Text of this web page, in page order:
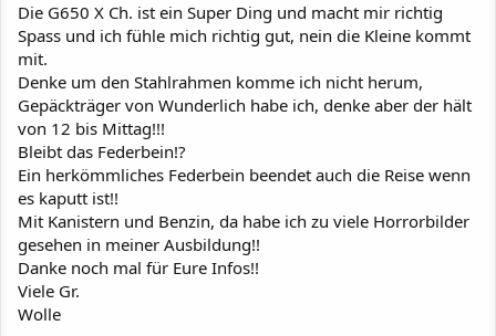
Die G650 X Ch. ist ein Super Ding und macht mir richtig
Spass und ich fühle mich richtig gut, nein die Kleine kommt
mit.
Denke um den Stahlrahmen komme ich nicht herum,
Gepäckträger von Wunderlich habe ich, denke aber der hält
von 12 bis Mittag!!!
Bleibt das Federbein!?
Ein herkömmliches Federbein beendet auch die Reise wenn
es kaputt ist!!
Mit Kanistern und Benzin, da habe ich zu viele Horrorbilder
gesehen in meiner Ausbildung!!
Danke noch mal für Eure Infos!!
Viele Gr.
Wolle